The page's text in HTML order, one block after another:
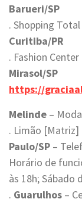
Barueri/SP
. Shopping
Curitiba/PR
. Fashion
Mirasol/SP
https://
Melinde –
. Limão [Matriz]
Paulo/SP –
Horário de
às 18h; Sábado
. Guarulhos –